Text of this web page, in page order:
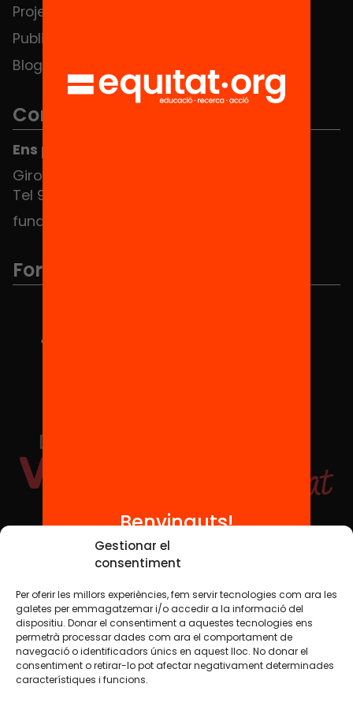
Gestionar el
consentiment
Per oferir les millors experiències, fem servir tecnologies com ara les
galetes per emmagatzemar i/o accedir a la informació del
dispositiu. Donar el consentiment a aquestes tecnologies ens
permetrà processar dades com ara el comportament de
navegació o identificadors únics en aquest lloc. No donar el
consentiment o retirar-lo pot afectar negativament determinades
característiques i funcions.
Projectes
Publicacions i vídeos
Blog
Contacte
Ens pots trobar al Hub Social
Girona 34, interior 08010 Barcelona
Tel 934 588 700
fundacio@equitat.org
Formem part de...
Xarxes Socials
TWT YTB IG FB IN
Avís legalPolítica de cookies
Benvinguts!